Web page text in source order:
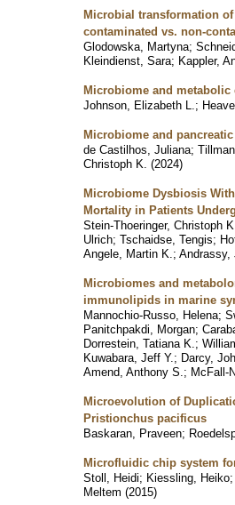
Microbial transformation
contaminated vs. non-
Glodowska, Martyna;
Kleindienst, Sara; Kappler,
Microbiome and
Johnson, Elizabeth L. ;
Microbiome and
de Castilhos, Juliana;
Christoph K. (2024)
Microbiome Dysbiosis
Mortality in Patients
Stein-Thoeringer, Christoph
Ulrich; Tschaidse, Tengis;
Angele, Martin K. ; Andrassy,
Microbiomes and
immunolipids in marine
Mannochio-Russo, Helena;
Panitchpakdi, Morgan;
Dorrestein, Tatiana K. ;
Kuwabara, Jeff Y. ; Darcy,
Amend, Anthony S. ; McFall-
Microevolution of
Pristionchus pacificus
Baskaran, Praveen;
Microfluidic chip system
Stoll, Heidi; Kiessling, Heiko
Meltem (2015)